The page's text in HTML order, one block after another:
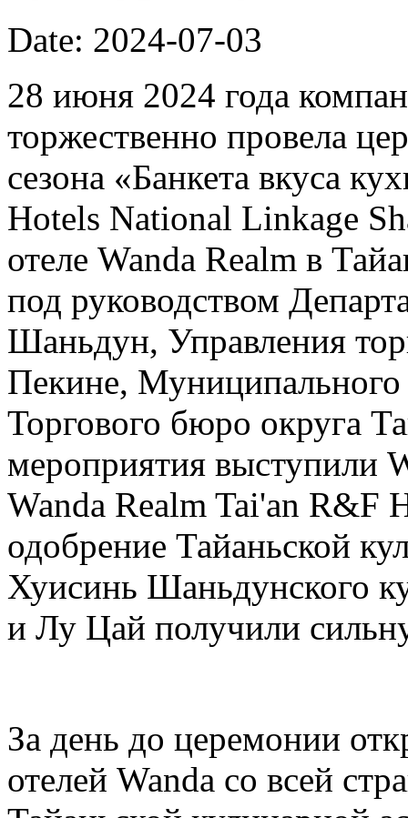
Date: 2024-07-03
28 июня 2024 года
торжественно провела
сезона «Банкета вкуса
Hotels National Linkage
отеле Wanda Realm в
под руководством
Шаньдун, Управления
Пекине,
Торгового бюро округа
мероприятия выступили
Wanda Realm Tai'an R&F
одобрение Тайаньской
Хуисинь Шаньдунского
и Лу Цай получили
За день до церемонии
отелей Wanda со всей